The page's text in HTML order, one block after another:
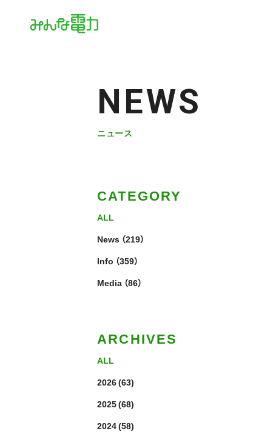
NEWS
ニュース
CATEGORY
ALL
News （219）
Info （359）
Media （86）
ARCHIVES
ALL
2026(63)
2025(68)
2024(58)